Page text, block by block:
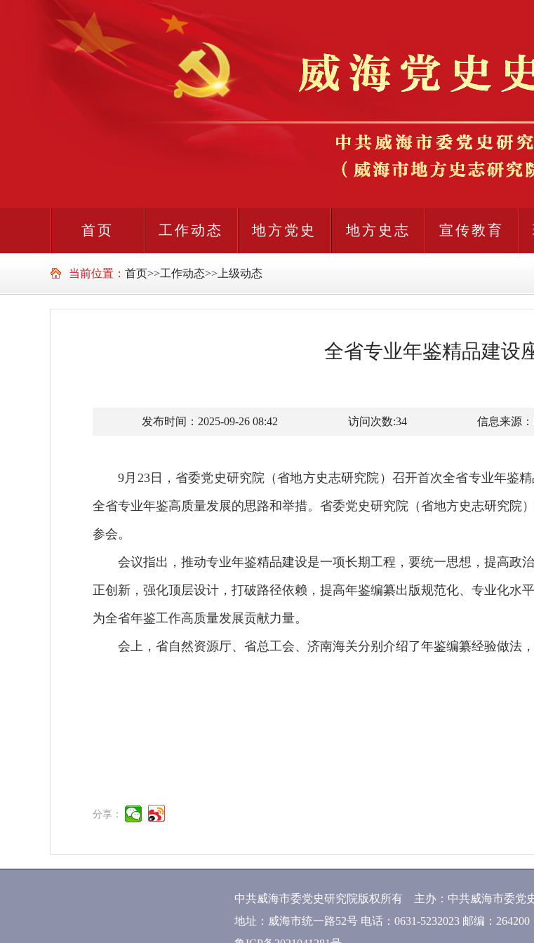
首页 工作动态 地方党史 地方史志 宣传教育
当前位置： 首页>>工作动态>> 上级动态
全省专业年鉴精品建设
发布时间：2025-09-26 08:42 访问次数:34 信息来源：
9月23日，省委党史研究院（省地方史志研究院）召开首次全省专业年鉴
全省专业年鉴高质量发展的思路和举措。省委党史研究院（省地方史志研究院
参会。
会议指出，推动专业年鉴精品建设是一项长期工程，要统一思想，提高政
正创新，强化顶层设计，打破路径依赖，提高年鉴编纂出版规范化、专业化水
为全省年鉴工作高质量发展贡献力量。
会上，省自然资源厅、省总工会、济南海关分别介绍了年鉴编纂经验做法，
分享：
中共威海市委党史研究院版权所有 主办：中共威海市委党
地址：威海市统一路52号 电话：0631-5232023 邮编：264200